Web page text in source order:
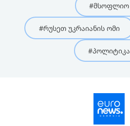
#მსოფლიო
#რუსეთ უკრაიანის ომი
#პოლიტიკა